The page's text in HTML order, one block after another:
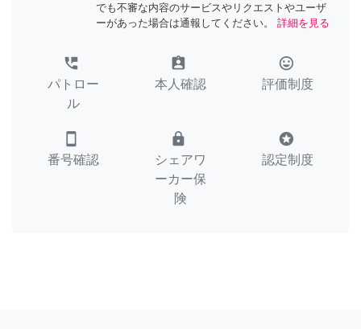
でも不審な内容のサービスやリクエストやユーザ
ーがあった場合は通報してください。
詳細を見る
perm_phone_msg
パトロー
ル
assignment_ind
本人確認
tag_faces
評価制度
smartphone
番号確認
lock
シェアワ
ーカー保
険
stars
認定制度